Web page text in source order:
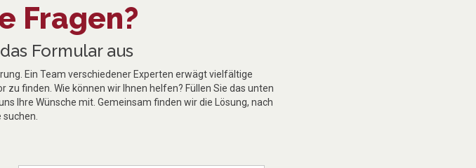
Fragen?
Formular aus
Ein Team verschiedener Experten erwägt vielfältige
finden. Wie können wir Ihnen helfen? Füllen Sie das unten
Ihre Wünsche mit. Gemeinsam finden wir die Lösung, nach
suchen.